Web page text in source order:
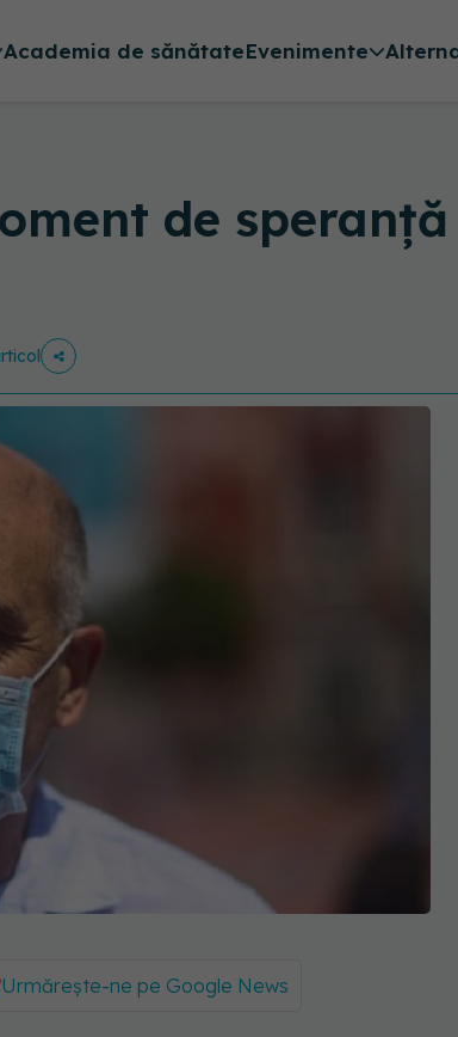
Academia de sănătateEvenimente
de
Urmărește-ne pe Google News